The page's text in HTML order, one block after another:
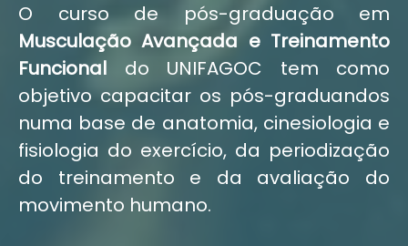
O curso de pós-graduação em
Musculação Avançada e Treinamento
Funcional do UNIFAGOC tem como
objetivo capacitar os pós-graduandos
numa base de anatomia, cinesiologia e
fisiologia do exercício, da periodização
do treinamento e da avaliação do
movimento humano.